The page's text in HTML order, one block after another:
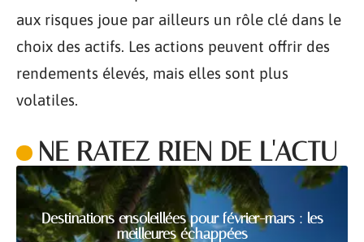
aux risques joue par ailleurs un rôle clé dans le
choix des actifs. Les actions peuvent offrir des
rendements élevés, mais elles sont plus
volatiles.
NE RATEZ RIEN DE L'ACTU
Destinations ensoleillées pour février-mars : les
meilleures échappées